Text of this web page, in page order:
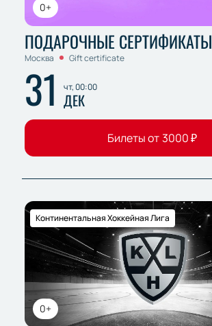
0+
ПОДАРОЧНЫЕ СЕРТИФИКАТЫ
Москва Gift certificate
31 чт, 00:00
ДЕК
Билеты от 3000₽
0+
Континентальная Хоккейная Лига